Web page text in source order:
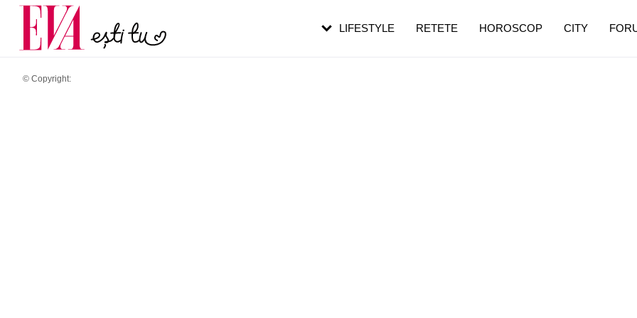
© Copyright:
LIFESTYLE RETETE HOROSCOP CITY
Carieră
Actualitate
pe măsură ce înaintezi în vârstă
de dureroasă este investigația